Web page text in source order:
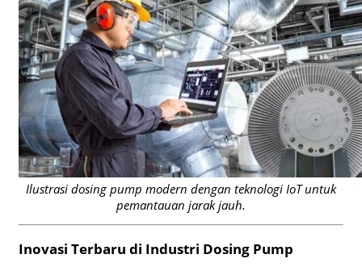
Ilustrasi dosing pump modern dengan teknologi IoT untuk
pemantauan jarak jauh.
Inovasi Terbaru di Industri Dosing Pump